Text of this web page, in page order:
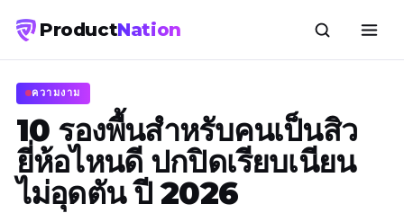
ProductNation
ความงาม
10 รองพื้นสำหรับคนเป็นสิว
ยี่ห้อไหนดี ปกปิดเรียบเนียน
ไม่อุดตัน ปี 2026